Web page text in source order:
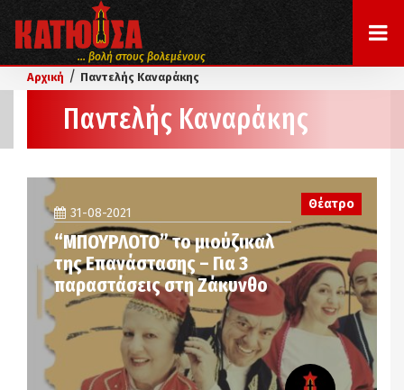
... βολή στους βολεμένους
Αρχική / Παντελής Καναράκης
Παντελής Καναράκης
Θέατρο
31-08-2021
“ΜΠΟΥΡΛΟΤΟ” το μιούζικαλ
της Επανάστασης – Για 3
παραστάσεις στη Ζάκυνθο